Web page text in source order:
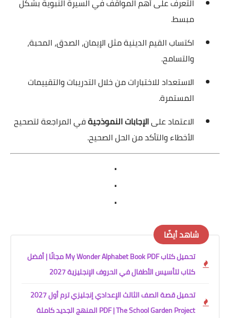
التعرف على أهم المواقف في السيرة النبوية بشكل
مبسط.
اكتساب القيم الدينية مثل الإيمان، الصدق، المحبة،
والتسامح.
الاستعداد للاختبارات من خلال التدريبات والتقييمات
المستمرة.
الاعتماد علىالإجابات النموذجيةفي المراجعة لتصحيح
الأخطاء والتأكد من الحل الصحيح.
.
.
.
شاهد أيضًا
تحميل كتاب My Wonder Alphabet Book PDF مجانًا | أفضل
كتاب لتأسيس الأطفال في الحروف الإنجليزية 2027
تحميل قصة الصف الثالث الإعدادي إنجليزي ترم أول 2027
PDF | The School Garden Project المنهج الجديد كاملة